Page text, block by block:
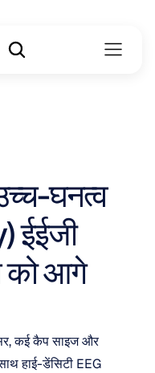
घनत्व
ईईजी
को आगे
कई कैप साइज और
हाई-डेंसिटी EEG